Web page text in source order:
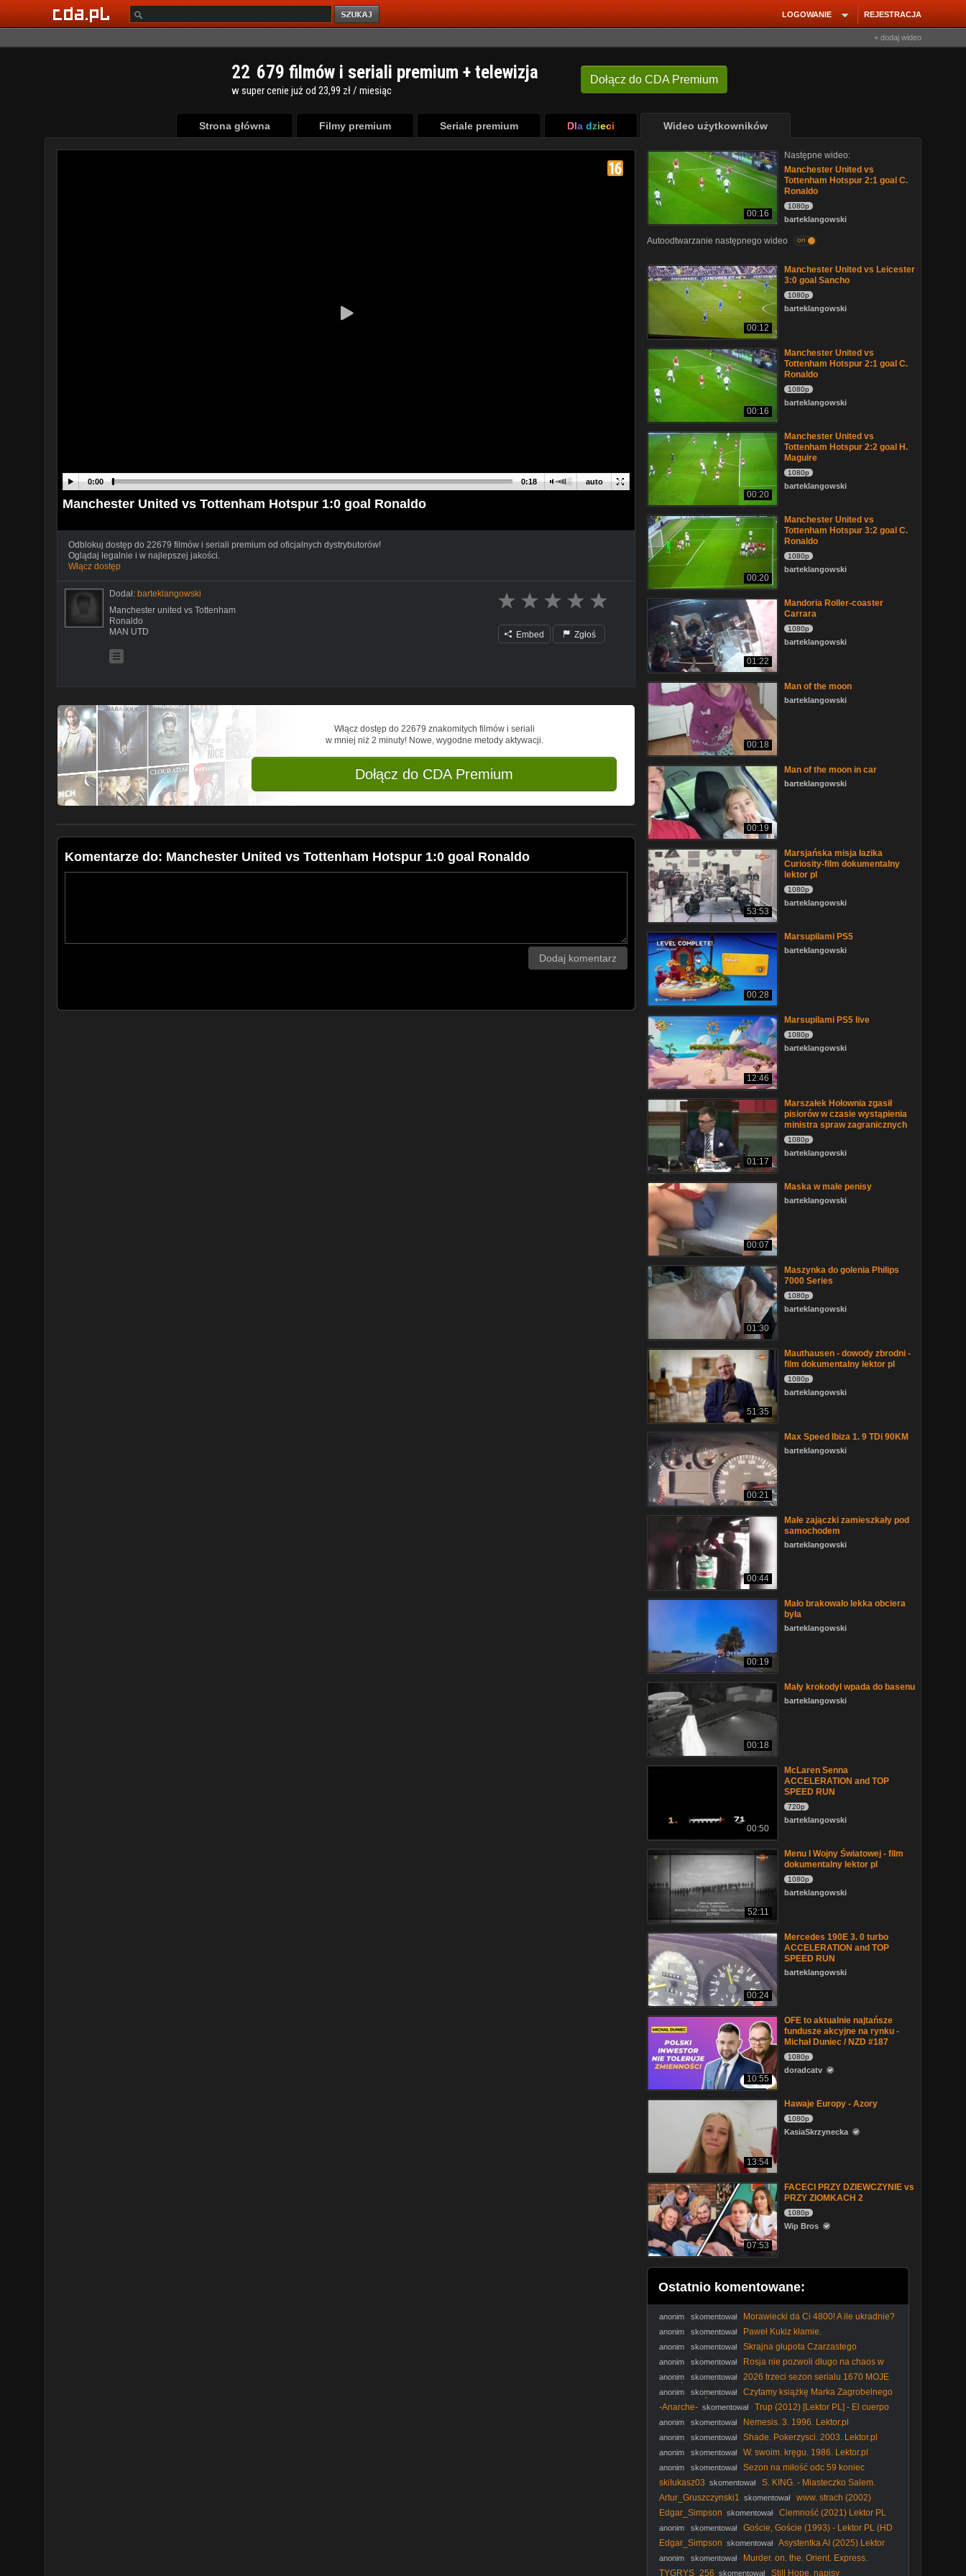
REJESTRACJA
LOGOWANIE
+ dodaj wideo
Dołącz do CDA Premium
22 679 filmów i seriali premium + telewizja
w super cenie już od 23,99 zł / miesiąc
Strona główna Filmy premium Seriale premium Dla dzieci Wideo użytkowników
auto
0:00 0:18
Manchester United vs Tottenham Hotspur 1:0 goal Ronaldo
Odblokuj dostęp do 22679 filmów i seriali premium od oficjalnych dystrybutorów!
Oglądaj legalnie i w najlepszej jakości.
Włącz dostęp
Dodał: barteklangowski
Manchester united vs Tottenham
Ronaldo
MAN UTD
Embed Zgłoś
Włącz dostęp do 22679 znakomitych filmów i seriali
w mniej niż 2 minuty! Nowe, wygodne metody aktywacji.
Dołącz do CDA Premium
Komentarze do: Manchester United vs Tottenham Hotspur 1:0 goal Ronaldo
Dodaj komentarz
00:16
Następne wideo:
Manchester United vs
Tottenham Hotspur 2:1 goal C.
Ronaldo
1080p
barteklangowski
Autoodtwarzanie następnego wideo on
00:12
Manchester United vs Leicester
3:0 goal Sancho
1080p
barteklangowski
00:16
Manchester United vs
Tottenham Hotspur 2:1 goal C.
Ronaldo
1080p
barteklangowski
00:20
Manchester United vs
Tottenham Hotspur 2:2 goal H.
Maguire
1080p
barteklangowski
00:20
Manchester United vs
Tottenham Hotspur 3:2 goal C.
Ronaldo
1080p
barteklangowski
01:22
Mandoria Roller-coaster
Carrara
1080p
barteklangowski
00:18
Man of the moon
barteklangowski
00:19
Man of the moon in car
barteklangowski
53:53
Marsjańska misja łazika
Curiosity-film dokumentalny
lektor pl
1080p
barteklangowski
00:28
Marsupilami PS5
barteklangowski
12:46
Marsupilami PS5 live
1080p
barteklangowski
01:17
Marszałek Hołownia zgasił
pisiorów w czasie wystąpienia
ministra spraw zagranicznych
1080p
barteklangowski
00:07
Maska w małe penisy
barteklangowski
01:30
Maszynka do golenia Philips
7000 Series
1080p
barteklangowski
51:35
Mauthausen - dowody zbrodni -
film dokumentalny lektor pl
1080p
barteklangowski
00:21
Max Speed Ibiza 1. 9 TDi 90KM
barteklangowski
00:44
Małe zajączki zamieszkały pod
samochodem
barteklangowski
00:19
Mało brakowało lekka obciera
była
barteklangowski
00:18
Mały krokodyl wpada do basenu
barteklangowski
00:50
McLaren Senna
ACCELERATION and TOP
SPEED RUN
720p
barteklangowski
52:11
Menu I Wojny Światowej - film
dokumentalny lektor pl
1080p
barteklangowski
00:24
Mercedes 190E 3. 0 turbo
ACCELERATION and TOP
SPEED RUN
barteklangowski
10:55
OFE to aktualnie najtańsze
fundusze akcyjne na rynku -
Michał Duniec / NZD #187
1080p
doradcatv
13:54
Hawaje Europy - Azory
1080p
KasiaSkrzynecka
07:53
FACECI PRZY DZIEWCZYNIE vs
PRZY ZIOMKACH 2
1080p
Wip Bros
Ostatnio komentowane:
anonim skomentował
Morawiecki da Ci 4800! A ile ukradnie?
#RozwójPlus #PiStoMafia #Kaczyński #Nawrocki #polityka
anonim skomentował Paweł Kukiz kłamie.
anonim skomentował Skrajna głupota Czarzastego
anonim skomentował
Rosja nie pozwoli długo na chaos w
Polsce! #Putin #Kaczyński #Rosja #PiS #Tusk #polityka
anonim skomentował
2026 trzeci sezon serialu 1670 MOJE
WRAŻENIA dr Piotr Napierała
anonim skomentował
Czytamy książkę Marka Zagrobelnego
POKOCHAĆ PIS polecam!
-Anarche- skomentował Trup (2012) [Lektor PL] - El cuerpo
anonim skomentował Nemesis. 3. 1996. Lektor.pl
anonim skomentował Shade. Pokerzysci. 2003. Lektor.pl
anonim skomentował W. swoim. kręgu. 1986. Lektor.pl
anonim skomentował
Sezon na miłość odc 59 koniec
skiIukasz03 skomentował
S. KING. - Miasteczko Salem.
(1979) napisy
Artur_Gruszczynski1 skomentował
www. strach (2002)
Edgar_Simpson skomentował Ciemność (2021) Lektor PL
anonim skomentował
Goście, Goście (1993) - Lektor PL (HD
1080p + Poprawiony dźwięk)
Edgar_Simpson skomentował Asystentka AI (2025) Lektor
anonim skomentował
Murder. on. the. Orient. Express.
Morderstwo. w. Orient. Expressie. 2017. Lektor.pl
TYGRYS_256 skomentował Still Hope. napisy